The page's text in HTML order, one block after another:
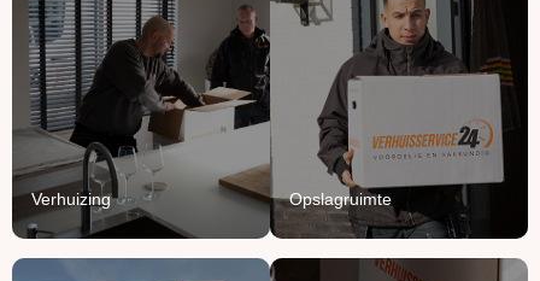
Verhuizing
Uw inboedel van A naar
B verhuizen? Wij regelen
het van A tot Z.
Lees Meer
Opslagruimte
Jouw spullen staan bij
ons veilig, verwarmd en
beschermd.
Lees Meer